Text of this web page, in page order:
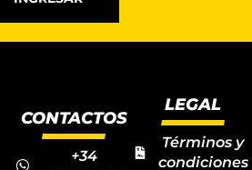
CONTACTOS
+34
LEGAL
Términos y
condiciones